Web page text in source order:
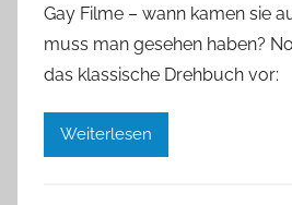
Gay Filme – wann kamen sie
muss man gesehen haben?
das klassische Drehbuch vor:
Weiterlesen